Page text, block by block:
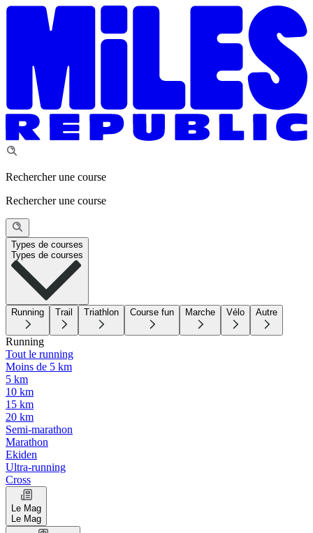
Rechercher une course
Rechercher une course
Types de courses
Types de courses
Running Trail Triathlon Course fun Marche Vélo Autre
Running
Tout le running
Moins de 5 km
5 km
10 km
15 km
20 km
Semi-marathon
Marathon
Ekiden
Ultra-running
Cross
Le Mag
Le Mag